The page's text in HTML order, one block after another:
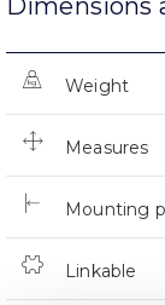
Dimensions
Weight
Measures
Mounting
Linkable